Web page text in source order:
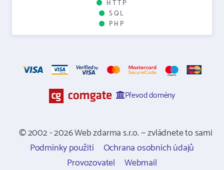
HTTP
SQL
PHP
Převod domény
© 2002 - 2026 Web zdarma s.r.o. — zvládnete to sami
Podmínky použití
Ochrana osobních údajů
Provozovatel
Webmail